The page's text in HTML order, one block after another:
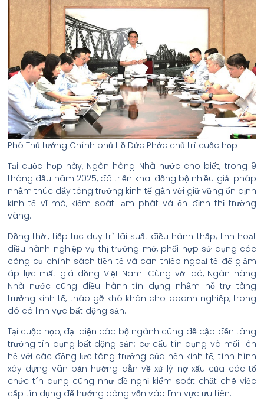
Phó Thủ tướng Chính phủ Hồ Đức Phớc chủ trì cuộc họp
Tại cuộc họp này, Ngân hàng Nhà nước cho biết, trong 9
tháng đầu năm 2025, đã triển khai đồng bộ nhiều giải pháp
nhằm thúc đẩy tăng trưởng kinh tế gắn với giữ vững ổn định
kinh tế vĩ mô, kiểm soát lạm phát và ổn định thị trường
vàng.
Đồng thời, tiếp tục duy trì lãi suất điều hành thấp; linh hoạt
điều hành nghiệp vụ thị trường mở, phối hợp sử dụng các
công cụ chính sách tiền tệ và can thiệp ngoại tệ để giảm
áp lực mất giá đồng Việt Nam. Cùng với đó, Ngân hàng
Nhà nước cũng điều hành tín dụng nhằm hỗ trợ tăng
trưởng kinh tế, tháo gỡ khó khăn cho doanh nghiệp, trong
đó có lĩnh vực bất động sản.
Tại cuộc họp, đại diện các bộ ngành cũng đề cập đến tăng
trưởng tín dụng bất động sản; cơ cấu tín dụng và mối liên
hệ với các động lực tăng trưởng của nền kinh tế; tình hình
xây dựng văn bản hướng dẫn về xử lý nợ xấu của các tổ
chức tín dụng cũng như đề nghị kiểm soát chặt chẽ việc
cấp tín dụng để hướng dòng vốn vào lĩnh vực ưu tiên.